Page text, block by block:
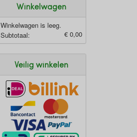
Winkelwagen
Winkelwagen is leeg.
Subtotaal:
€ 0,00
Veilig winkelen